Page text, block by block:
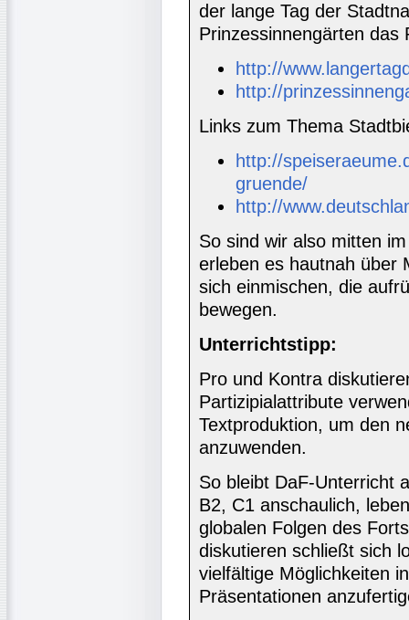
der lange Tag der
Prinzessinnengärten das
http://
http://
Links zum Thema
http://
gruende/
http://
So sind wir also mitten
erleben es hautnah über
sich einmischen, die
bewegen.
Unterrichtstipp:
Pro und Kontra
Partizipialattribute
Textproduktion, um den
anzuwenden.
So bleibt DaF-Unterricht
B2, C1 anschaulich,
globalen Folgen des
diskutieren schließt sich
vielfältige Möglichkeiten
Präsentationen